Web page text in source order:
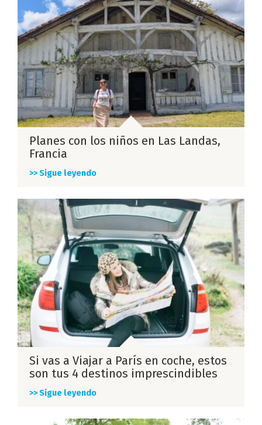
Planes con los niños en Las Landas,
Francia
>> Sigue leyendo
Si vas a Viajar a París en coche, estos
son tus 4 destinos imprescindibles
>> Sigue leyendo